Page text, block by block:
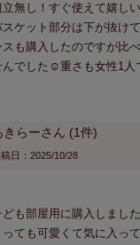
立無し！すぐ使えて嬉しい
スケット部分は下が抜け
スも購入したのですが比
んでした☺︎重さも女性1
きらー 1
日 2025/10/28
ども部屋用に購入しまし
っても可愛くて気に入っ